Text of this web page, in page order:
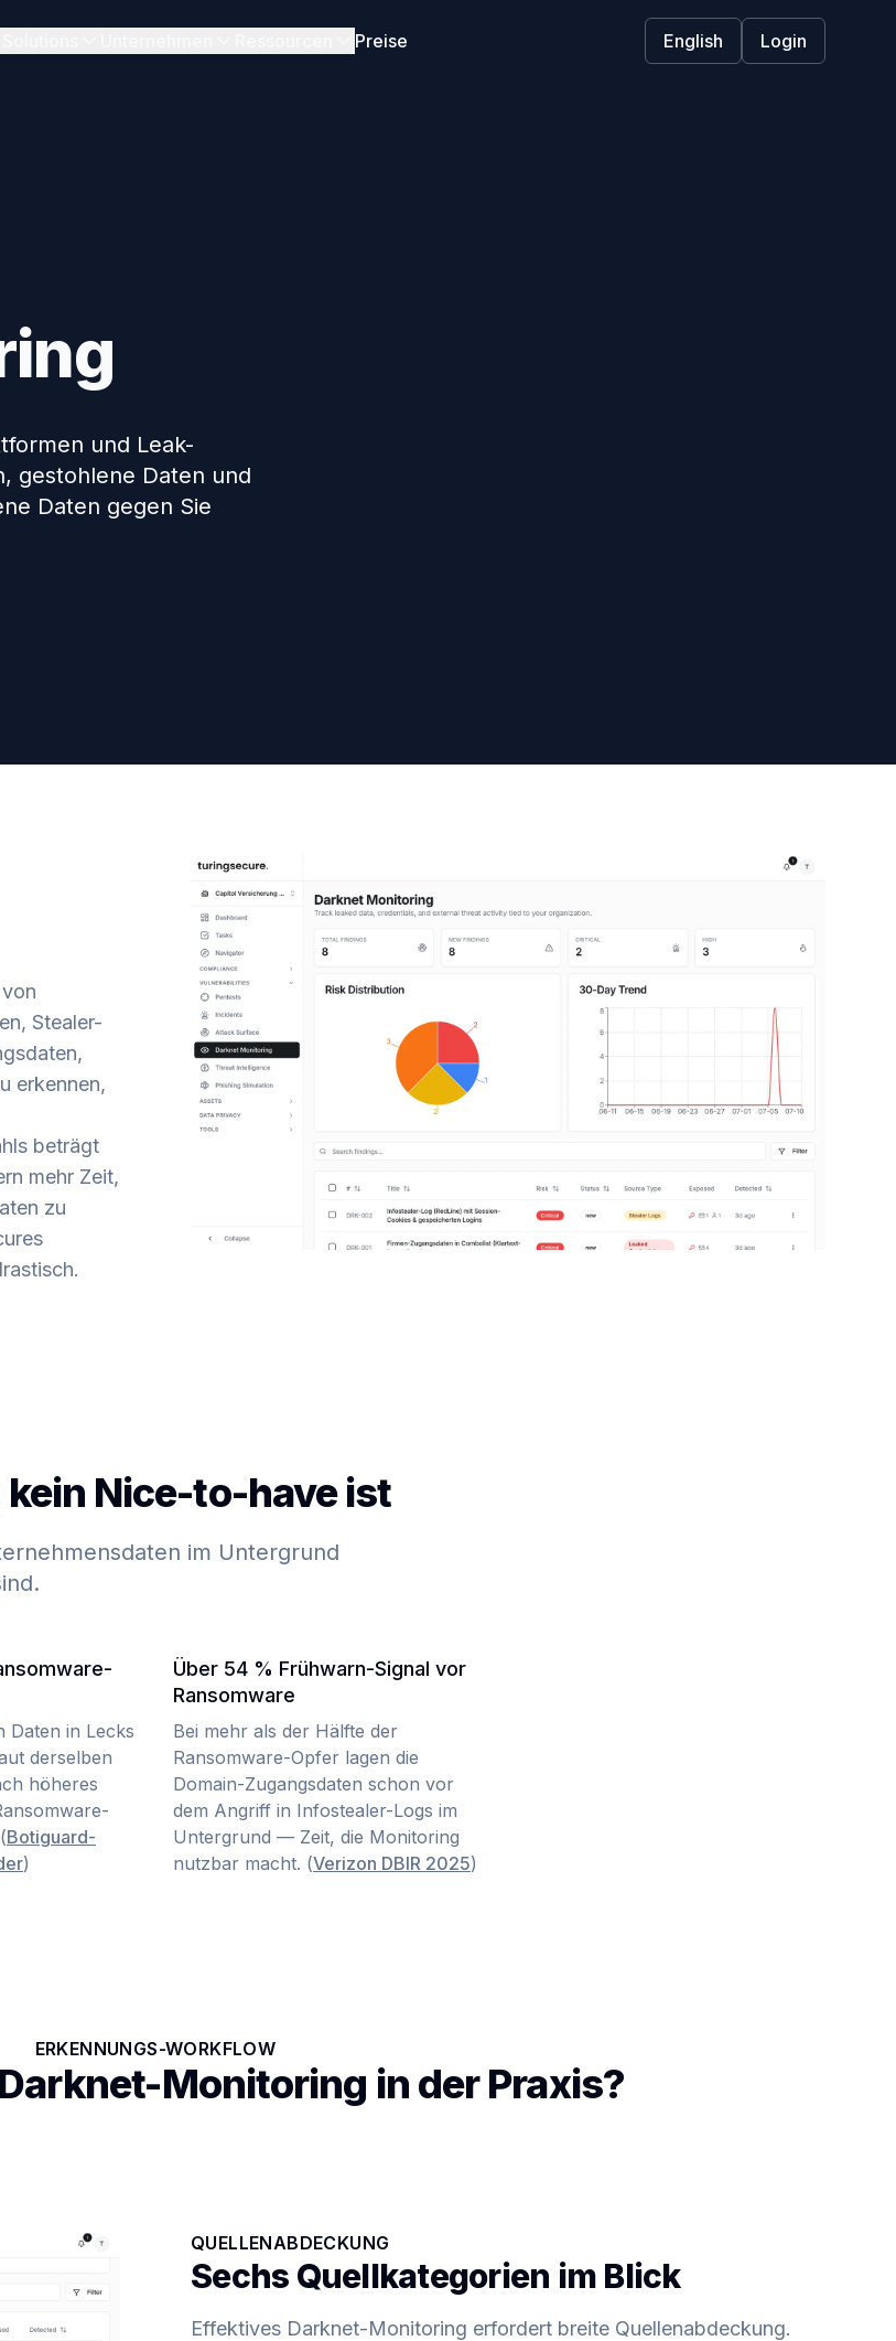
Preise English Login
und Leak-
gestohlene Daten und
Daten gegen Sie
Stealer-
erkennen,
beträgt
mehr Zeit,
zu
Nice-to-have ist
im Untergrund
Daten in Lecks
derselben
höheres
Botiguard-
)
Über 54 % Frühwarn-Signal vor
Ransomware
Bei mehr als der Hälfte der
Ransomware-Opfer lagen die
Domain-Zugangsdaten schon vor
dem Angriff in Infostealer-Logs im
Untergrund — Zeit, die Monitoring
nutzbar macht. (Verizon DBIR 2025)
ERKENNUNGS-WORKFLOW
Monitoring in der Praxis?
QUELLENABDECKUNG
Sechs Quellkategorien im Blick
Effektives Darknet-Monitoring erfordert breite Quellenabdeckung.